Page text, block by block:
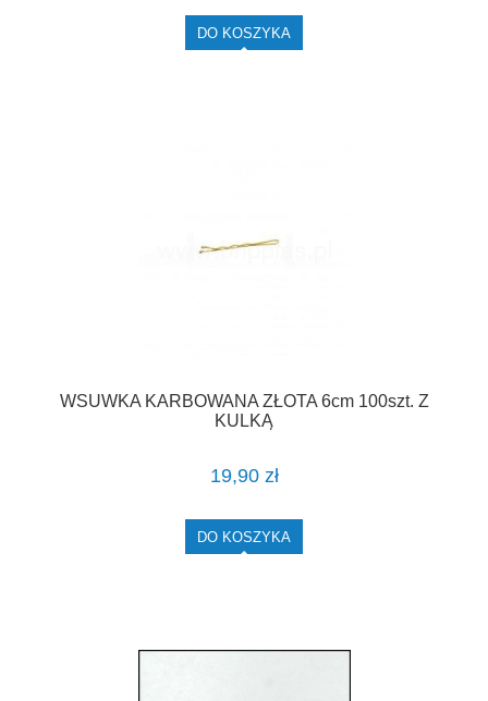
DO KOSZYKA
WSUWKA KARBOWANA ZŁOTA 6cm 100szt. Z
KULKĄ
19,90 zł
DO KOSZYKA